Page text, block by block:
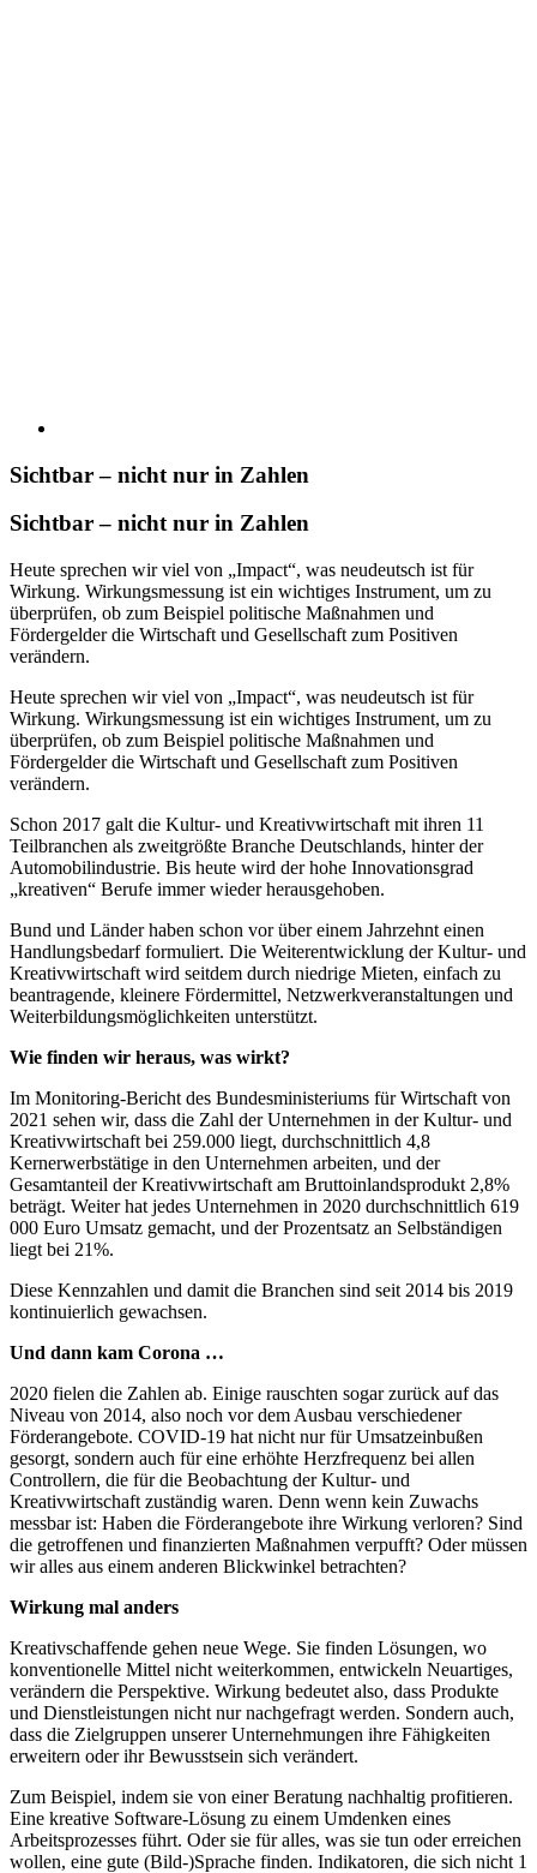
Sichtbar – nicht nur in Zahlen
Sichtbar – nicht nur in Zahlen
Heute sprechen wir viel von „Impact“, was neudeutsch ist für
Wirkung. Wirkungsmessung ist ein wichtiges Instrument, um zu
überprüfen, ob zum Beispiel politische Maßnahmen und
Fördergelder die Wirtschaft und Gesellschaft zum Positiven
verändern.
Heute sprechen wir viel von „Impact“, was neudeutsch ist für
Wirkung. Wirkungsmessung ist ein wichtiges Instrument, um zu
überprüfen, ob zum Beispiel politische Maßnahmen und
Fördergelder die Wirtschaft und Gesellschaft zum Positiven
verändern.
Schon 2017 galt die Kultur- und Kreativwirtschaft mit ihren 11
Teilbranchen als zweitgrößte Branche Deutschlands, hinter der
Automobilindustrie. Bis heute wird der hohe Innovationsgrad
„kreativen“ Berufe immer wieder herausgehoben.
Bund und Länder haben schon vor über einem Jahrzehnt einen
Handlungsbedarf formuliert. Die Weiterentwicklung der Kultur- und
Kreativwirtschaft wird seitdem durch niedrige Mieten, einfach zu
beantragende, kleinere Fördermittel, Netzwerkveranstaltungen und
Weiterbildungsmöglichkeiten unterstützt.
Wie finden wir heraus, was wirkt?
Im Monitoring-Bericht des Bundesministeriums für Wirtschaft von
2021 sehen wir, dass die Zahl der Unternehmen in der Kultur- und
Kreativwirtschaft bei 259.000 liegt, durchschnittlich 4,8
Kernerwerbstätige in den Unternehmen arbeiten, und der
Gesamtanteil der Kreativwirtschaft am Bruttoinlandsprodukt 2,8%
beträgt. Weiter hat jedes Unternehmen in 2020 durchschnittlich 619
000 Euro Umsatz gemacht, und der Prozentsatz an Selbständigen
liegt bei 21%.
Diese Kennzahlen und damit die Branchen sind seit 2014 bis 2019
kontinuierlich gewachsen.
Und dann kam Corona …
2020 fielen die Zahlen ab. Einige rauschten sogar zurück auf das
Niveau von 2014, also noch vor dem Ausbau verschiedener
Förderangebote. COVID-19 hat nicht nur für Umsatzeinbußen
gesorgt, sondern auch für eine erhöhte Herzfrequenz bei allen
Controllern, die für die Beobachtung der Kultur- und
Kreativwirtschaft zuständig waren. Denn wenn kein Zuwachs
messbar ist: Haben die Förderangebote ihre Wirkung verloren? Sind
die getroffenen und finanzierten Maßnahmen verpufft? Oder müssen
wir alles aus einem anderen Blickwinkel betrachten?
Wirkung mal anders
Kreativschaffende gehen neue Wege. Sie finden Lösungen, wo
konventionelle Mittel nicht weiterkommen, entwickeln Neuartiges,
verändern die Perspektive. Wirkung bedeutet also, dass Produkte
und Dienstleistungen nicht nur nachgefragt werden. Sondern auch,
dass die Zielgruppen unserer Unternehmungen ihre Fähigkeiten
erweitern oder ihr Bewusstsein sich verändert.
Zum Beispiel, indem sie von einer Beratung nachhaltig profitieren.
Eine kreative Software-Lösung zu einem Umdenken eines
Arbeitsprozesses führt. Oder sie für alles, was sie tun oder erreichen
wollen, eine gute (Bild-)Sprache finden. Indikatoren, die sich nicht 1